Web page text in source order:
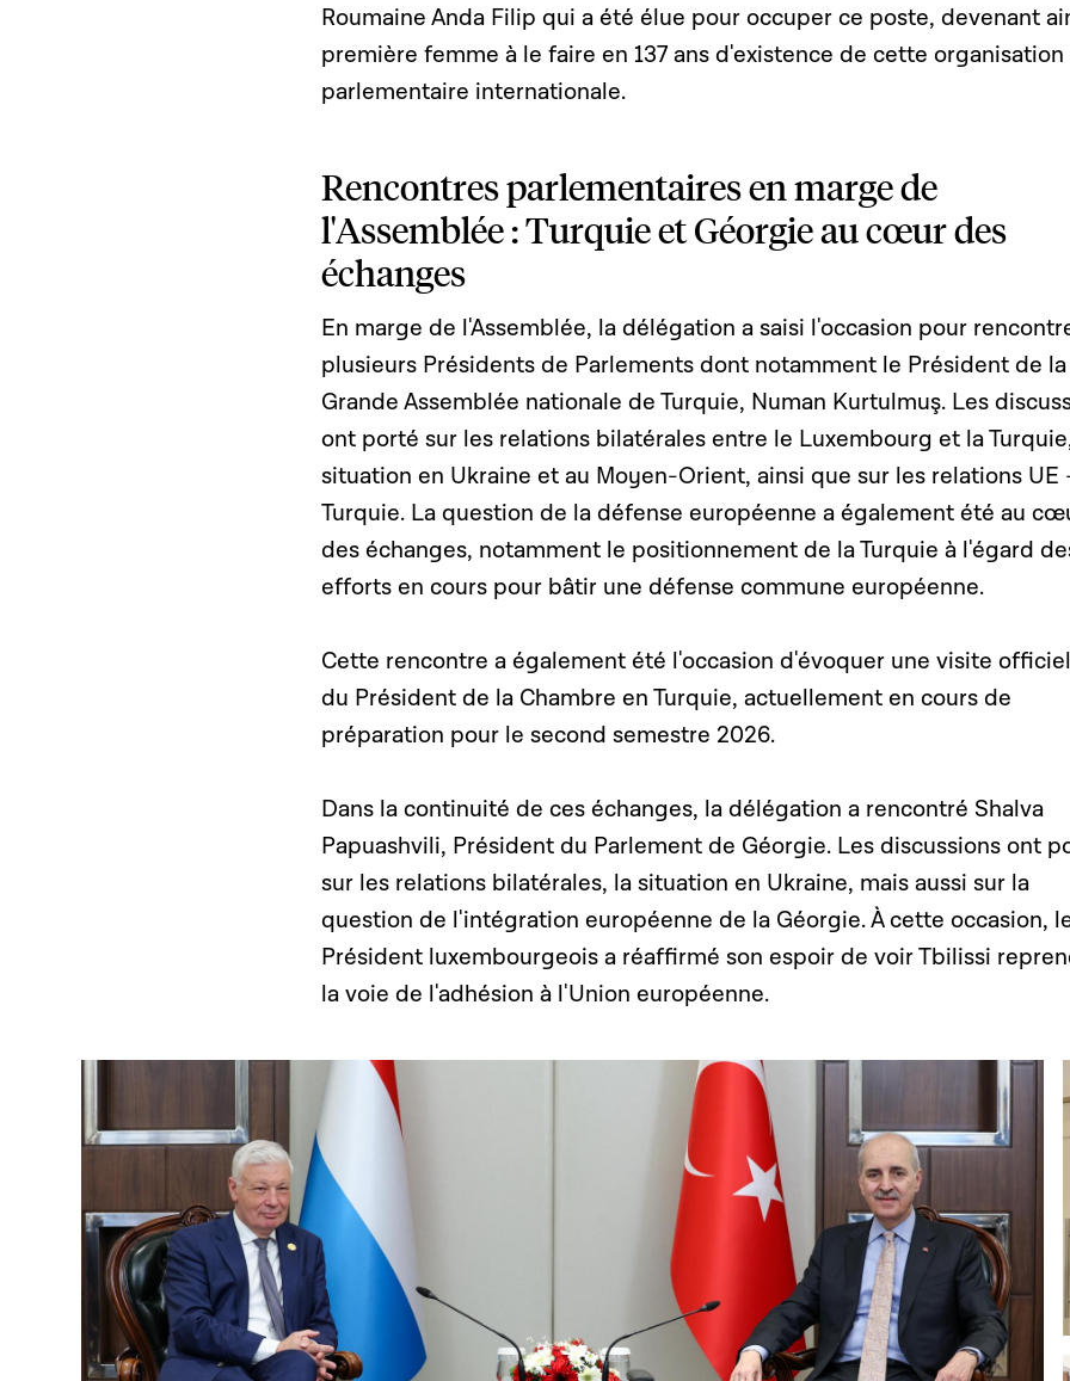
Roumaine Anda Filip qui a été élue pour occuper ce poste, devenant
première femme à le faire en 137 ans d'existence de cette organisation
parlementaire internationale.
Rencontres parlementaires en marge de
l'Assemblée : Turquie et Géorgie au cœur des
échanges
En marge de l'Assemblée, la délégation a saisi l'occasion pour
plusieurs Présidents de Parlements dont notamment le Président de la
Grande Assemblée nationale de Turquie, Numan Kurtulmuş. Les
ont porté sur les relations bilatérales entre le Luxembourg et la
situation en Ukraine et au Moyen-Orient, ainsi que sur les relations UE
Turquie. La question de la défense européenne a également été au
des échanges, notamment le positionnement de la Turquie à l'égard
efforts en cours pour bâtir une défense commune européenne.
Cette rencontre a également été l'occasion d'évoquer une visite
du Président de la Chambre en Turquie, actuellement en cours de
préparation pour le second semestre 2026.
Dans la continuité de ces échanges, la délégation a rencontré Shalva
Papuashvili, Président du Parlement de Géorgie. Les discussions ont
sur les relations bilatérales, la situation en Ukraine, mais aussi sur la
question de l'intégration européenne de la Géorgie. À cette occasion,
Président luxembourgeois a réaffirmé son espoir de voir Tbilissi
la voie de l'adhésion à l'Union européenne.